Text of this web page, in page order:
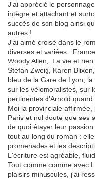
J'ai apprécié le
intègre et attachant et
succès de son blog ainsi
autres !
J'ai aimé croisé dans le
diverses et variées :
Woody Allen, La vie et rien
Stefan Zweig, Karen
bleu de la Gare de Lyon,
sur les vélomoralistes, sur
pertinentes d'Arnold quand
Moi la provinciale
Paris et nul doute que ses
de quoi étayer leur
tout au long du roman :
promenades et les
L'écriture est agréable,
Tout comme comme avec
plaisirs minuscules, j'ai